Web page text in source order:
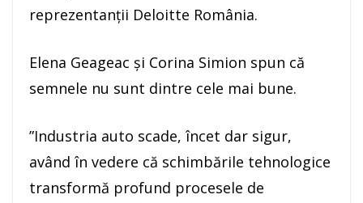
reprezentanţii Deloitte România.
Elena Geageac şi Corina Simion spun că
semnele nu sunt dintre cele mai bune.
”Industria auto scade, încet dar sigur,
având în vedere că schimbările tehnologice
transformă profund procesele de